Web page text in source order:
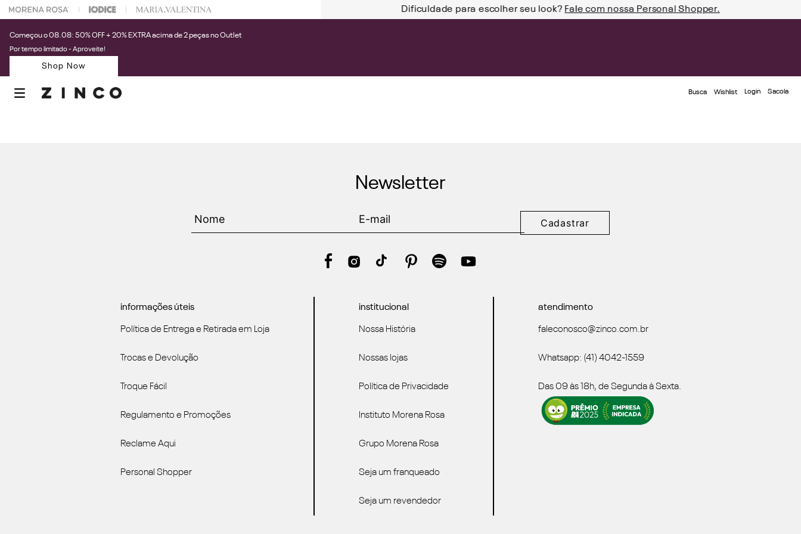
na sua 1° compra usando o cupom: PRIMEIRAZIN Dificuldade para escolher seu look? Fale com nossa Personal Shopper.
Começou o 08.08: 50% OFF + 20% EXTRA acima de 2 peças no Outlet
Por tempo limitado - Aproveite!
Shop Now
Busca Wishlist Login
Newsletter
Cadastrar
informações úteis
Política de Entrega e Retirada em Loja
Trocas e Devolução
Troque Fácil
Regulamento e Promoções
Reclame Aqui
Personal Shopper
institucional
Nossa História
Nossas lojas
Política de Privacidade
Instituto Morena Rosa
Grupo Morena Rosa
Seja um franqueado
Seja um revendedor
atendimento
faleconosco@zinco.com.br
Whatsapp: (41) 4042-1559
Das 09 às 18h, de Segunda à Sexta.